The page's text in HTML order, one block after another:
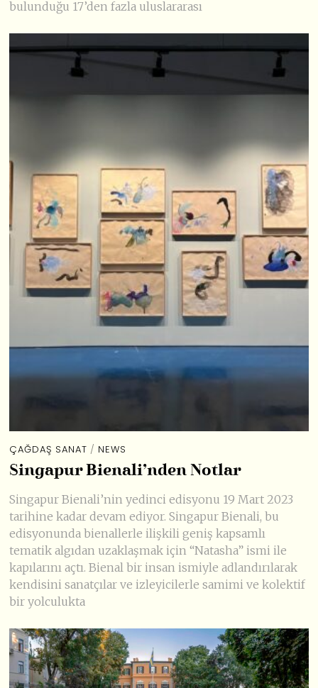
bulunduğu 17’den fazla uluslararası
ÇAĞDAŞ SANAT / NEWS
Singapur Bienali’nden Notlar
Singapur Bienali’nin yedinci edisyonu 19 Mart 2023
tarihine kadar devam ediyor. Singapur Bienali, bu
edisyonunda bienallerle ilişkili geniş kapsamlı
tematik algıdan uzaklaşmak için “Natasha” ismi ile
kapılarını açtı. Bienal bir insan ismiyle adlandırılarak
kendisini sanatçılar ve izleyicilerle samimi ve kolektif
bir yolculukta